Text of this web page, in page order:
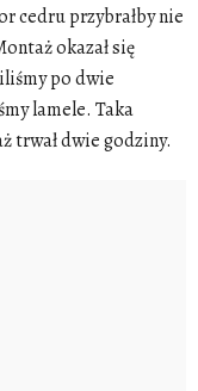
cedru przybrałby nie
okazał się
po dwie
lamele. Taka
trwał dwie godziny.